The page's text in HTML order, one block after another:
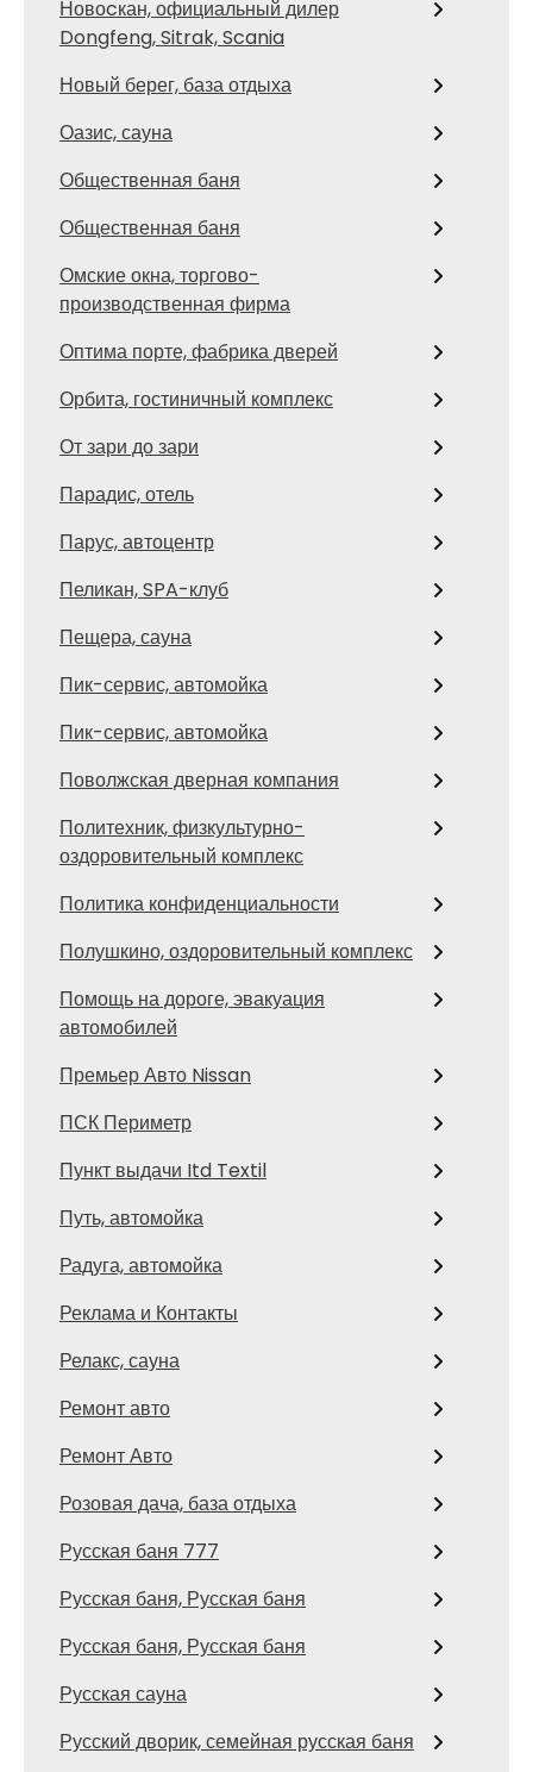
Новоcкан, официальный дилер
Dongfeng, Sitrak, Scania
Новый берег, база отдыха
Оазис, сауна
Общественная баня
Общественная баня
Омские окна, торгово-
производственная фирма
Оптима порте, фабрика дверей
Орбита, гостиничный комплекс
От зари до зари
Парадис, отель
Парус, автоцентр
Пеликан, SPA-клуб
Пещера, сауна
Пик-сервис, автомойка
Пик-сервис, автомойка
Поволжская дверная компания
Политехник, физкультурно-
оздоровительный комплекс
Политика конфиденциальности
Полушкино, оздоровительный комплекс
Помощь на дороге, эвакуация
автомобилей
Премьер Авто Nissan
ПСК Периметр
Пункт выдачи Itd Textil
Путь, автомойка
Радуга, автомойка
Реклама и Контакты
Релакс, сауна
Ремонт авто
Ремонт Авто
Розовая дача, база отдыха
Русская баня 777
Русская баня, Русская баня
Русская баня, Русская баня
Русская сауна
Русский дворик, семейная русская баня